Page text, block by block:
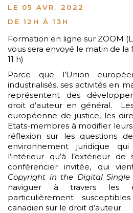
LE 05 AVR. 2022
DE 12H À 13H
Formation en ligne sur ZOOM
vous sera envoyé le matin de
11 h)
Parce que l’Union
industrialisés, ses activités en
représentent des
droit d’auteur en général.
européenne de justice, les
Etats-membres à modifier
réflexion sur les questions
environnement juridique
l’intérieur qu’à l’extérieur
conférencier invitée, qui
Copyright in the Digital Single
naviguer à travers les
particulièrement
canadien sur le droit d’auteur.